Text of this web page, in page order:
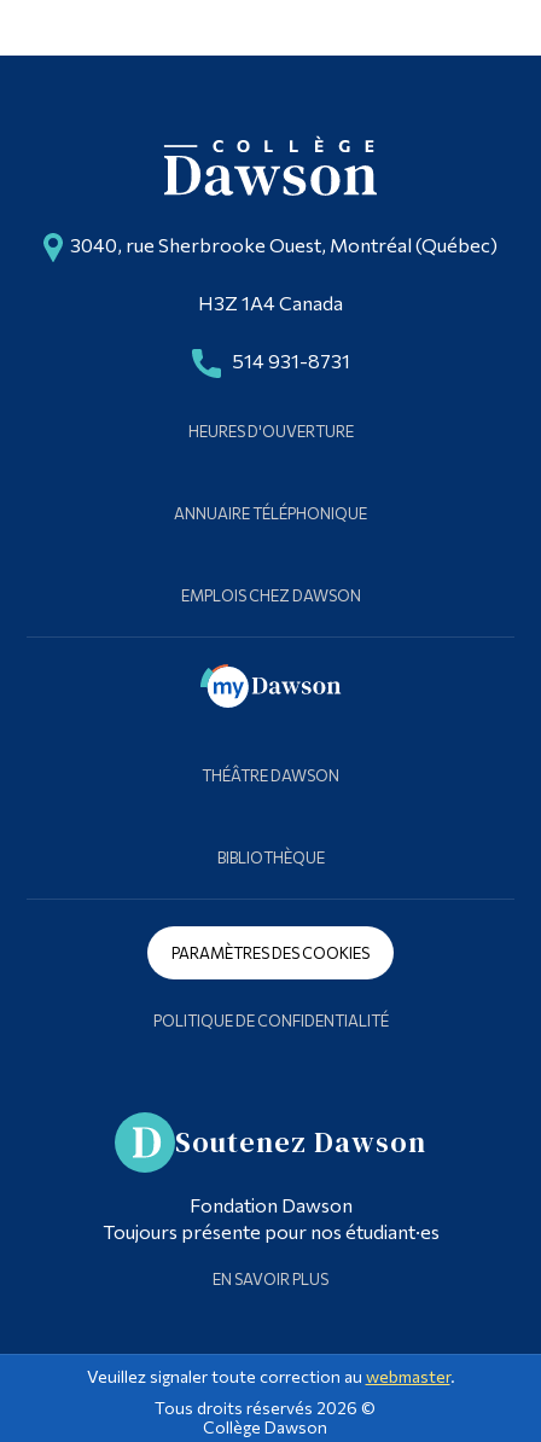
3040, rue Sherbrooke Ouest, Montréal (Québec)
H3Z 1A4 Canada
514 931-8731
HEURES D'OUVERTURE
ANNUAIRE TÉLÉPHONIQUE
EMPLOIS CHEZ DAWSON
THÉÂTRE DAWSON
BIBLIOTHÈQUE
PARAMÈTRES DES COOKIES
POLITIQUE DE CONFIDENTIALITÉ
Soutenez Dawson
Fondation Dawson
Toujours présente pour nos étudiant·es
EN SAVOIR PLUS
Veuillez signaler toute correction au webmaster.
Tous droits réservés 2026 ©
Collège Dawson